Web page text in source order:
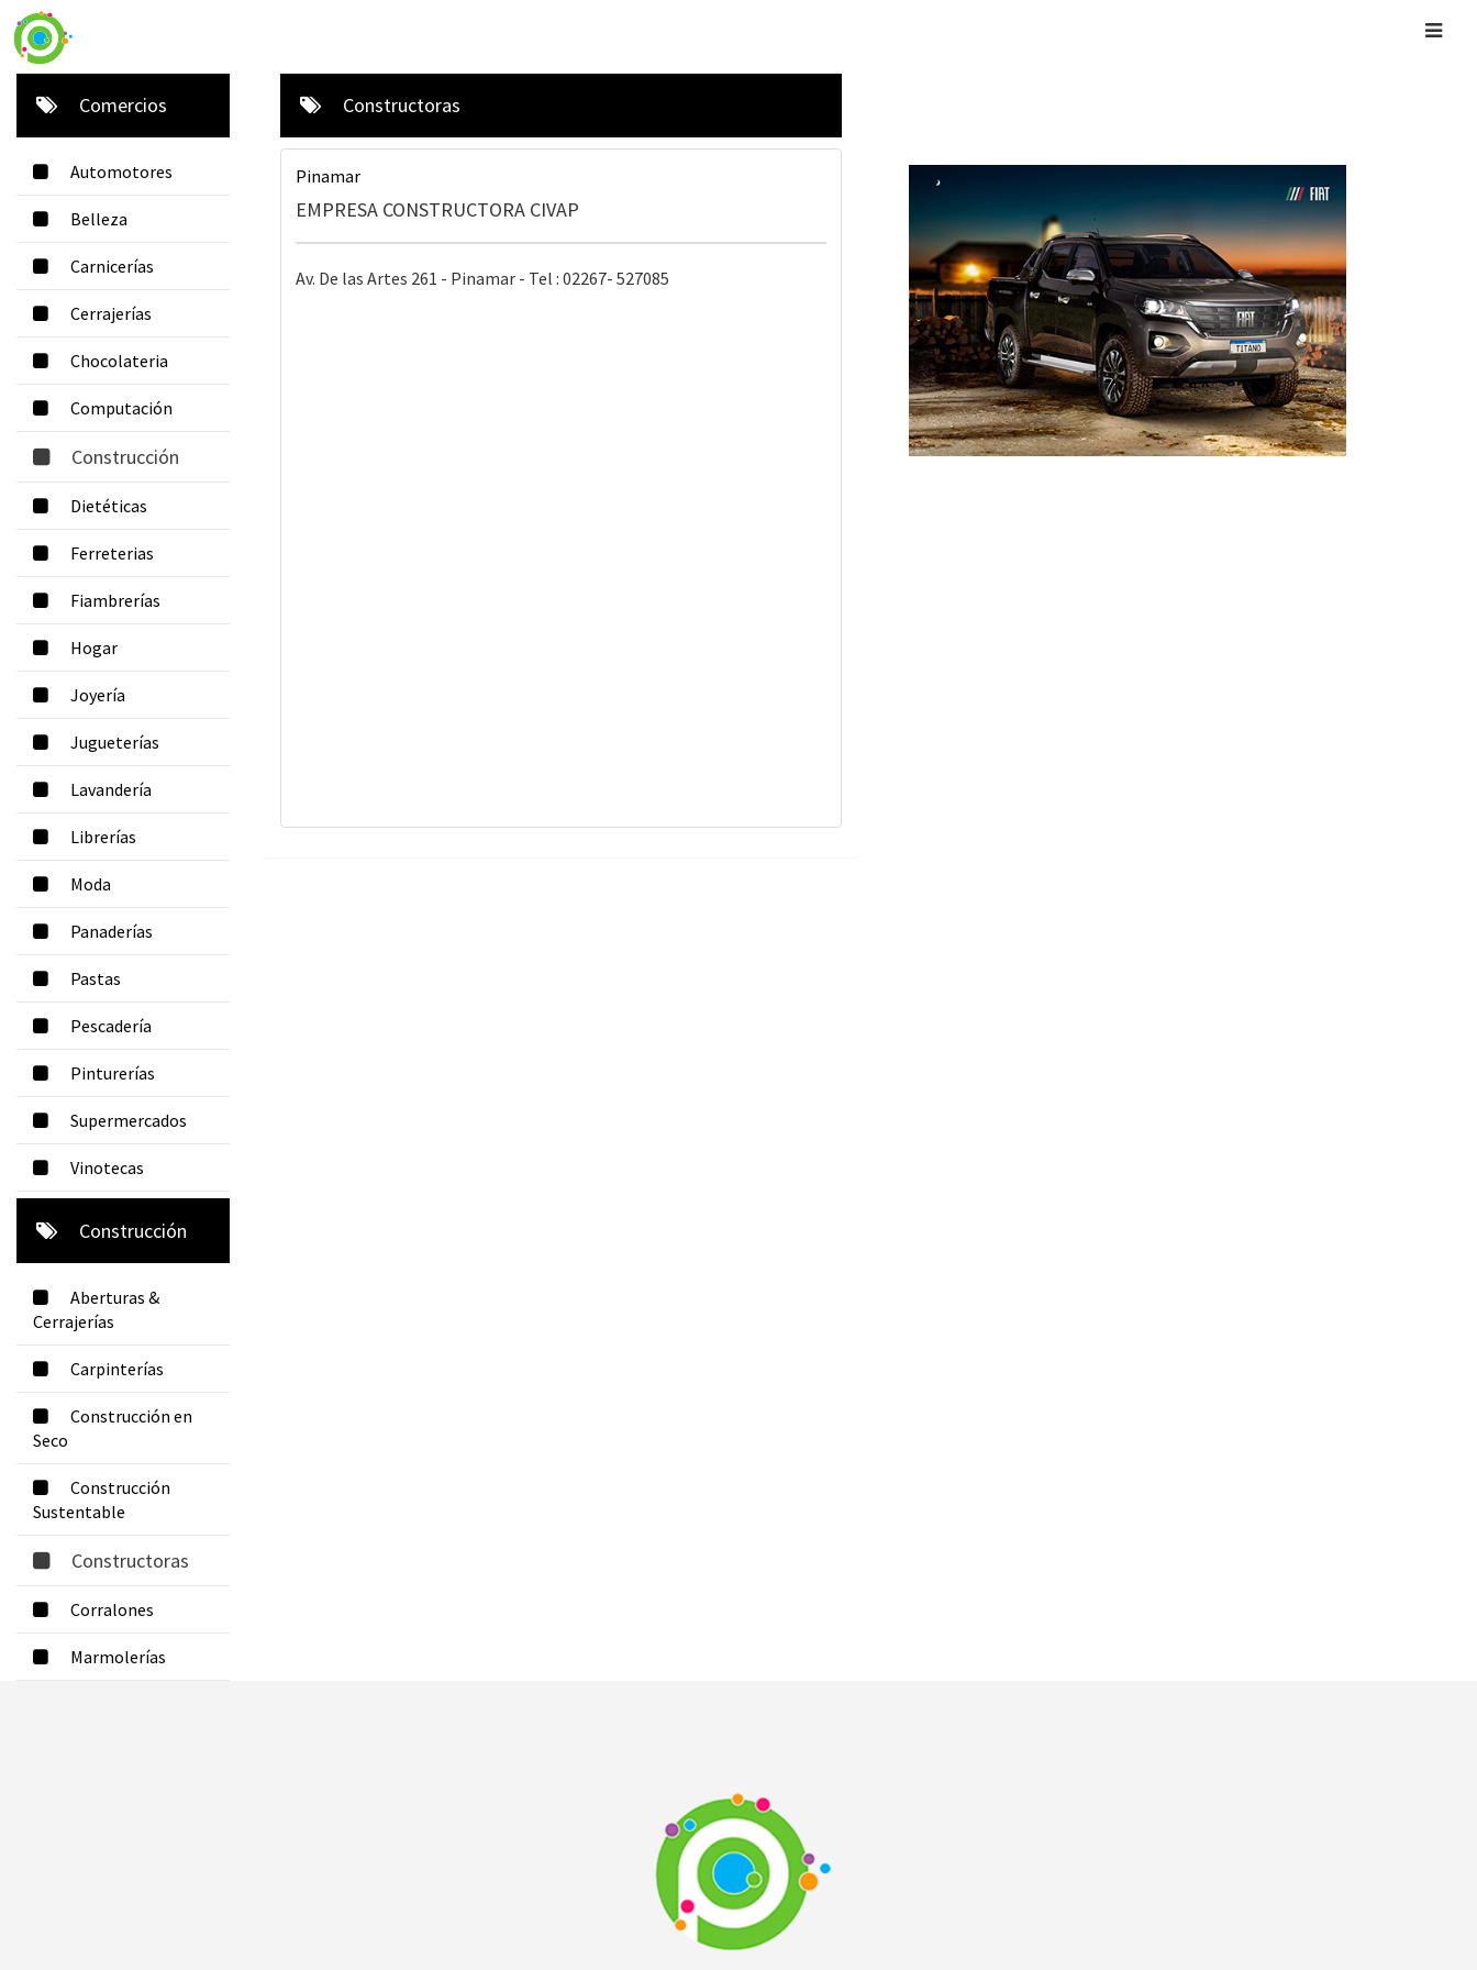
Comercios
Automotores
Belleza
Carnicerías
Cerrajerías
Chocolateria
Computación
Construcción
Dietéticas
Ferreterias
Fiambrerías
Hogar
Joyería
Jugueterías
Lavandería
Librerías
Moda
Panaderías
Pastas
Pescadería
Pinturerías
Supermercados
Vinotecas
Construcción
Aberturas &
Cerrajerías
Carpinterías
Construcción en
Seco
Construcción
Sustentable
Constructoras
Corralones
Marmolerías
Constructoras
Pinamar
EMPRESA CONSTRUCTORA CIVAP
Av. De las Artes 261 - Pinamar - Tel : 02267- 527085